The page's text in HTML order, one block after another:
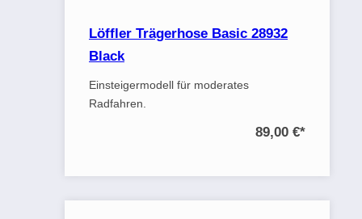
Löffler Trägerhose Basic 28932
Black
Einsteigermodell für moderates
Radfahren.
89,00 €*